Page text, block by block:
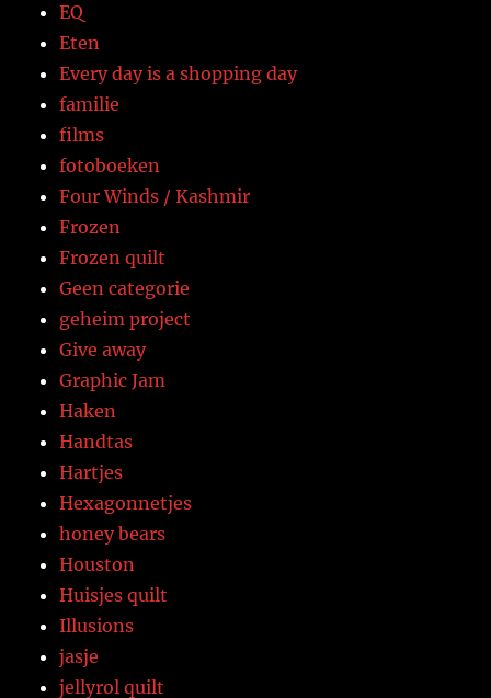
EQ
Eten
Every day is a shopping day
familie
films
fotoboeken
Four Winds / Kashmir
Frozen
Frozen quilt
Geen categorie
geheim project
Give away
Graphic Jam
Haken
Handtas
Hartjes
Hexagonnetjes
honey bears
Houston
Huisjes quilt
Illusions
jasje
jellyrol quilt